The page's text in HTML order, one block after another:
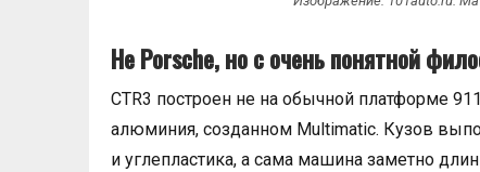
Не Porsche, но с очень понятной
CTR3 построен не на обычной платформе
алюминия, созданном Multimatic. Кузов
и углепластика, а сама машина заметно